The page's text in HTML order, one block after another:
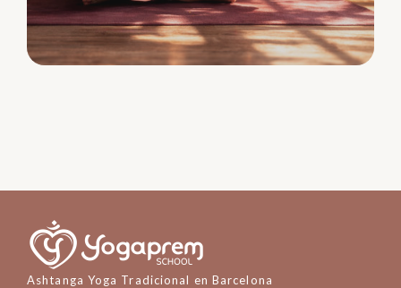
Ashtanga Yoga Tradicional en Barcelona